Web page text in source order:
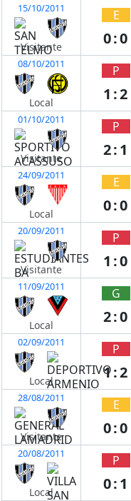
15/10/2011
Visitante
E
0:0
08/10/2011
Local
P
1:2
01/10/2011
Visitante
P
2:1
24/09/2011
Local
E
0:0
20/09/2011
Visitante
P
1:0
11/09/2011
Local
G
2:0
02/09/2011
Local
P
1:2
28/08/2011
Visitante
E
0:0
20/08/2011
Local
P
0:1